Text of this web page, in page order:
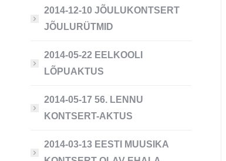
2014-12-10 JÕULUKONTSERT
JÕULURÜTMID
2014-05-22 EELKOOLI
LÕPUAKTUS
2014-05-17 56. LENNU
KONTSERT-AKTUS
2014-03-13 EESTI MUUSIKA